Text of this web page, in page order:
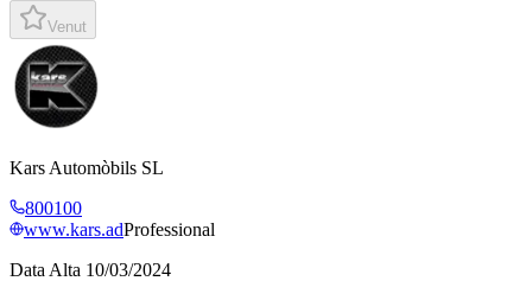
Venut
Kars Automòbils SL
800100
www.kars.adProfessional
Data Alta 10/03/2024